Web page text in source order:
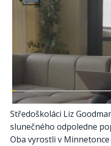
Středoškoláci Liz
slunečného odpoledne
Oba vyrostli v